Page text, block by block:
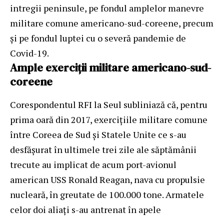
intregii peninsule, pe fondul amplelor manevre
militare comune americano-sud-coreene, precum
și pe fondul luptei cu o severă pandemie de
Covid-19.
Ample exerciții militare americano-sud-
coreene
Corespondentul RFI la Seul subliniază că, pentru
prima oară din 2017, exercițiile militare comune
între Coreea de Sud și Statele Unite ce s-au
desfășurat în ultimele trei zile ale săptămânii
trecute au implicat de acum port-avionul
american USS Ronald Reagan, nava cu propulsie
nucleară, în greutate de 100.000 tone. Armatele
celor doi aliați s-au antrenat în apele